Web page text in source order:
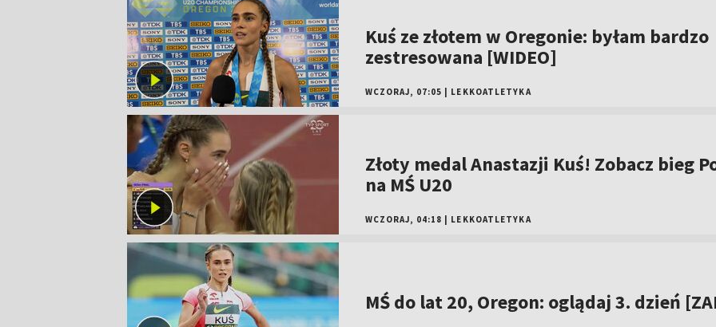
Kuś ze złotem w Oregonie: byłam bardzo
zestresowana [WIDEO]
WCZORAJ, 07:05 LEKKOATLETYKA
Złoty medal Anastazji Kuś! Zobacz bieg
na MŚ U20
WCZORAJ, 04:18 LEKKOATLETYKA
MŚ do lat 20, Oregon: oglądaj 3. dzień